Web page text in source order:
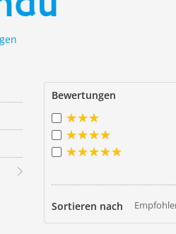
Bewertungen
Sortieren nach